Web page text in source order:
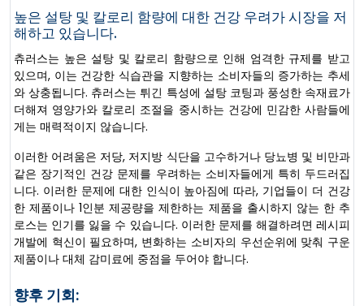
높은 설탕 및 칼로리 함량에 대한 건강 우려가 시장을 저
해하고 있습니다.
츄러스는 높은 설탕 및 칼로리 함량으로 인해 엄격한 규제를 받고
있으며, 이는 건강한 식습관을 지향하는 소비자들의 증가하는 추세
와 상충됩니다. 츄러스는 튀긴 특성에 설탕 코팅과 풍성한 속재료가
더해져 영양가와 칼로리 조절을 중시하는 건강에 민감한 사람들에
게는 매력적이지 않습니다.
이러한 어려움은 저당, 저지방 식단을 고수하거나 당뇨병 및 비만과
같은 장기적인 건강 문제를 우려하는 소비자들에게 특히 두드러집
니다. 이러한 문제에 대한 인식이 높아짐에 따라, 기업들이 더 건강
한 제품이나 1인분 제공량을 제한하는 제품을 출시하지 않는 한 추
로스는 인기를 잃을 수 있습니다. 이러한 문제를 해결하려면 레시피
개발에 혁신이 필요하며, 변화하는 소비자의 우선순위에 맞춰 구운
제품이나 대체 감미료에 중점을 두어야 합니다.
향후 기회: